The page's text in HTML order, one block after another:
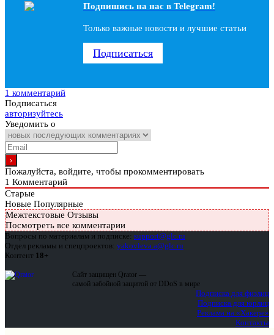
Подпишись на наc в Telegram!
Только важные новости и лучшие статьи
Подписаться
1 комментарий
Подписаться
авторизуйтесь
Уведомить о
Пожалуйста, войдите, чтобы прокомментировать
1 Комментарий
Старые
Новые Популярные
Межтекстовые Отзывы
Посмотреть все комментарии
Вопросы по материалам и подписке: support@glc.ru
Отдел рекламы и спецпроектов: yakovleva.a@glc.ru
Контент 18+
Сайт защищен Qrator —
самой забойной защитой от DDoS в мире
Подписка для физлиц
Подписка для юрлиц
Реклама на «Хакере»
Контакты